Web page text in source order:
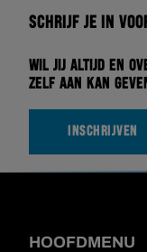
Schrijf je in
Wil jij altijd en
zelf aan kan
INSCHRIJVEN
HOOFDMENU